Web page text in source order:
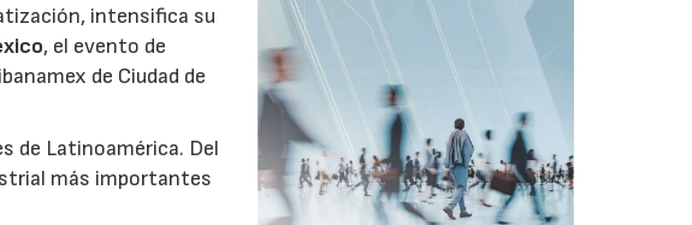
intensifica su
, el evento de
de Ciudad de
de Latinoamérica. Del
más importantes